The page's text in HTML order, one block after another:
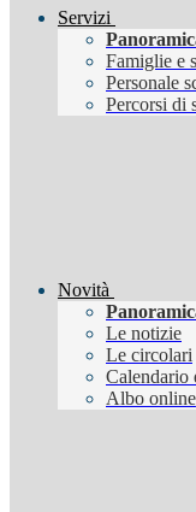
Servizi
Famiglie e
Personale
Percorsi di
Novità
Le notizie
Le circolari
Calendario
Albo online